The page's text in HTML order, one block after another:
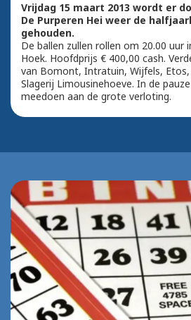
Vrijdag 15 maart 2013 wordt er
De Purperen Hei weer de
gehouden.
De ballen zullen rollen om 20.00 uur
Hoek. Hoofdprijs € 400,00 cash.
van Bomont, Intratuin, Wijfels, Etos,
Slagerij Limousinehoeve. In de
meedoen aan de grote verloting.